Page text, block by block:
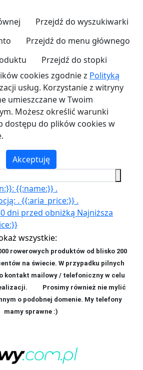
Przejdź do wyszukiwarki
Przejdź do menu głównego
Przejdź do stopki
cookies zgodnie z Polityką
usług. Korzystanie z witryny
umieszczane w Twoim
Możesz określić warunki
dostępu do plików cookies w
Akceptuję
{{:name:}} .
. {{:aria_price:}} .
dni przed obniżką Najniższa
wszystkie:
rowerowych produktów od blisko 200
na świecie. W przypadku pilnych
kontakt mailowy / telefoniczny w celu
realizacji. Prosimy również nie mylić
o podobnej domenie. My telefony
mamy sprawne :)